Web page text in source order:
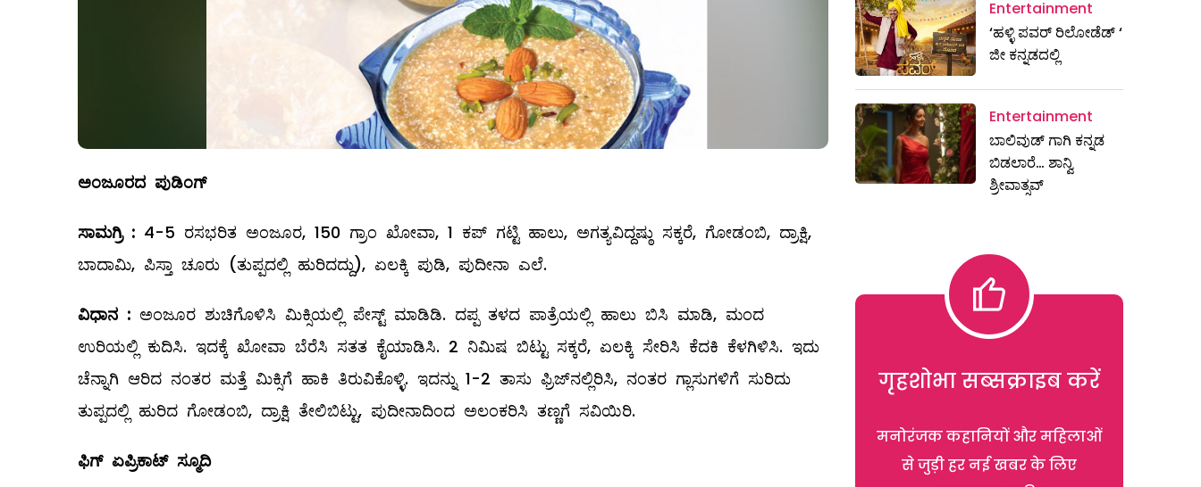
ಅಂಜೂರದ ಪುಡಿಂಗ್
ಸಾಮಗ್ರಿ: 4-5 ರಸಭರಿತ ಅಂಜೂರ, 150 ಗ್ರಾಂ ಖೋವಾ, 1 ಕಪ್‌ ಗಟ್ಟಿ ಹಾಲು, ಅಗತ್ಯವಿದ್ದಷ್ಠು ಸಕ್ಕರೆ, ಗೋಡಂಬಿ, ದ್ರಾಕ್ಷಿ,
ಬಾದಾಮಿ, ಪಿಸ್ತಾ ಚೂರು (ತುಪ್ಪದಲ್ಲಿ ಹುರಿದದ್ದು), ಏಲಕ್ಕಿ ಪುಡಿ, ಪುದೀನಾ ಎಲೆ.
ವಿಧಾನ : ಅಂಜೂರ ಶುಚಿಗೊಳಿಸಿ ಮಿಕ್ಸಿಯಲ್ಲಿ ಪೇಸ್ಟ್ ಮಾಡಿಡಿ. ದಪ್ಪ ತಳದ ಪಾತ್ರೆಯಲ್ಲಿ ಹಾಲು ಬಿಸಿ ಮಾಡಿ, ಮಂದ
ಉರಿಯಲ್ಲಿ ಕುದಿಸಿ. ಇದಕ್ಕೆ ಖೋವಾ ಬೆರೆಸಿ ಸತತ ಕೈಯಾಡಿಸಿ. 2 ನಿಮಿಷ ಬಿಟ್ಟು ಸಕ್ಕರೆ, ಏಲಕ್ಕಿ ಸೇರಿಸಿ ಕೆದಕಿ ಕೆಳಗಿಳಿಸಿ. ಇದು
ಚೆನ್ನಾಗಿ ಆರಿದ ನಂತರ ಮತ್ತೆ ಮಿಕ್ಸಿಗೆ ಹಾಕಿ ತಿರುವಿಕೊಳ್ಳಿ. ಇದನ್ನು 1-2 ತಾಸು ಫ್ರಿಜ್‌ನಲ್ಲಿರಿಸಿ, ನಂತರ ಗ್ಲಾಸುಗಳಿಗೆ ಸುರಿದು
ತುಪ್ಪದಲ್ಲಿ ಹುರಿದ ಗೋಡಂಬಿ, ದ್ರಾಕ್ಷಿ ತೇಲಿಬಿಟ್ಟು, ಪುದೀನಾದಿಂದ ಅಲಂಕರಿಸಿ ತಣ್ಣಗೆ ಸವಿಯಿರಿ.
ಫಿಗ್‌ ಏಪ್ರಿಕಾಟ್‌ ಸ್ಮೂದಿ
Entertainment
‘ಹಳ್ಳಿ ಪವರ್ ರಿಲೋಡೆಡ್ ‘
ಜೀ ಕನ್ನಡದಲ್ಲಿ
Entertainment
ಬಾಲಿವುಡ್ ಗಾಗಿ ಕನ್ನಡ
ಬಿಡಲಾರೆ… ಶಾನ್ವಿ
ಶ್ರೀವಾತ್ಸವ್
गृहशोभा सब्सक्राइब करें
मनोरंजक कहानियों और महिलाओं
से जुड़ी हर नई खबर के लिए